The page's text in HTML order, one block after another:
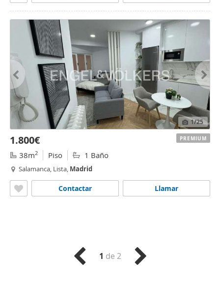
1/25
1.800€
38m2 Piso 1 Baño
Salamanca, Lista, Madrid
Llamar
Contactar
PREMIUM
1 de 2